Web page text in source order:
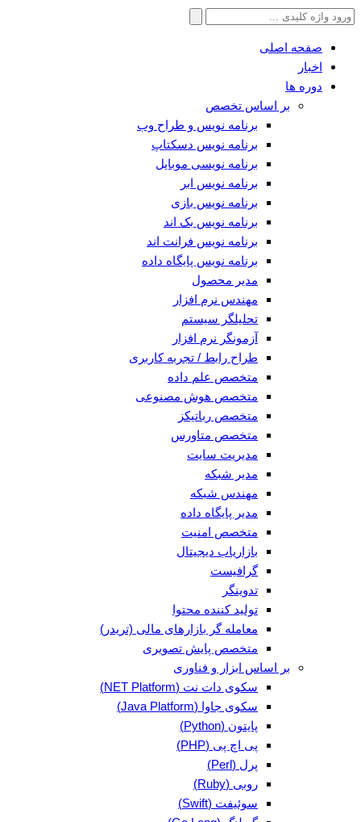
جستجو
صفحه اصلی
اخبار
دوره ها
بر اساس تخصص
برنامه نویس و طراح وب
برنامه نویس دسکتاپ
برنامه نویسی موبایل
برنامه نویس ابر
برنامه نویس بازی
برنامه نویس بک اند
برنامه نویس فرانت اند
برنامه نویس پایگاه داده
مدیر محصول
مهندس نرم افزار
تحلیلگر سیستم
آزمونگر نرم افزار
طراح رابط / تجربه کاربری
متخصص علم داده
متخصص هوش مصنوعی
متخصص رباتیکز
متخصص متاورس
مدیریت سایت
مدیر شبکه
مهندس شبکه
مدیر پایگاه داده
متخصص امنیت
بازاریاب دیجیتال
گرافیست
تدوینگر
تولید کننده محتوا
معامله گر بازارهای مالی (تریدر)
متخصص پایش تصویری
بر اساس ابزار و فناوری
سکوی دات نت (NET Platform)
سکوی جاوا (Java Platform)
پایتون (Python)
پی اچ پی (PHP)
پرل (Perl)
روبی (Ruby)
سوئیفت (Swift)